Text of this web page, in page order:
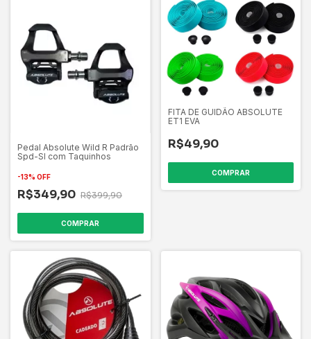
Pedal Absolute Wild R Padrão
Spd-Sl com Taquinhos
-13% OFF
R$349,90 R$399,90
COMPRAR
FITA DE GUIDÃO ABSOLUTE
ET1 EVA
R$49,90
COMPRAR